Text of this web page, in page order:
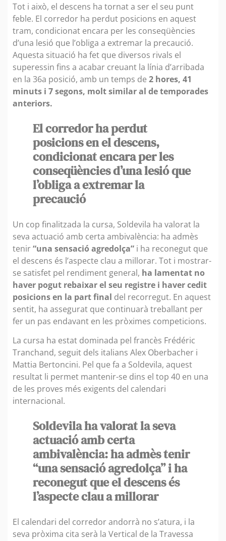
Tot i això, el descens ha tornat a ser el seu punt
feble. El corredor ha perdut posicions en aquest
tram, condicionat encara per les conseqüències
d’una lesió que l’obliga a extremar la precaució.
Aquesta situació ha fet que diversos rivals el
superessin fins a acabar creuant la línia d’arribada
en la 36a posició, amb un temps de 2 hores, 41
minuts i 7 segons, molt similar al de temporades
anteriors.
El corredor ha perdut
posicions en el descens,
condicionat encara per les
conseqüències d’una lesió que
l’obliga a extremar la
precaució
Un cop finalitzada la cursa, Soldevila ha valorat la
seva actuació amb certa ambivalència: ha admès
tenir“una sensació agredolça” i ha reconegut que
el descens és l’aspecte clau a millorar. Tot i mostrar-
se satisfet pel rendiment general, ha lamentat no
haver pogut rebaixar el seu registre i haver cedit
posicions en la part final del recorregut. En aquest
sentit, ha assegurat que continuarà treballant per
fer un pas endavant en les pròximes competicions.
La cursa ha estat dominada pel francès Frédéric
Tranchand, seguit dels italians Alex Oberbacher i
Mattia Bertoncini. Pel que fa a Soldevila, aquest
resultat li permet mantenir-se dins el top 40 en una
de les proves més exigents del calendari
internacional.
Soldevila ha valorat la seva
actuació amb certa
ambivalència: ha admès tenir
“una sensació agredolça” i ha
reconegut que el descens és
l’aspecte clau a millorar
El calendari del corredor andorrà no s’atura, i la
seva pròxima cita serà la Vertical de la Travessa